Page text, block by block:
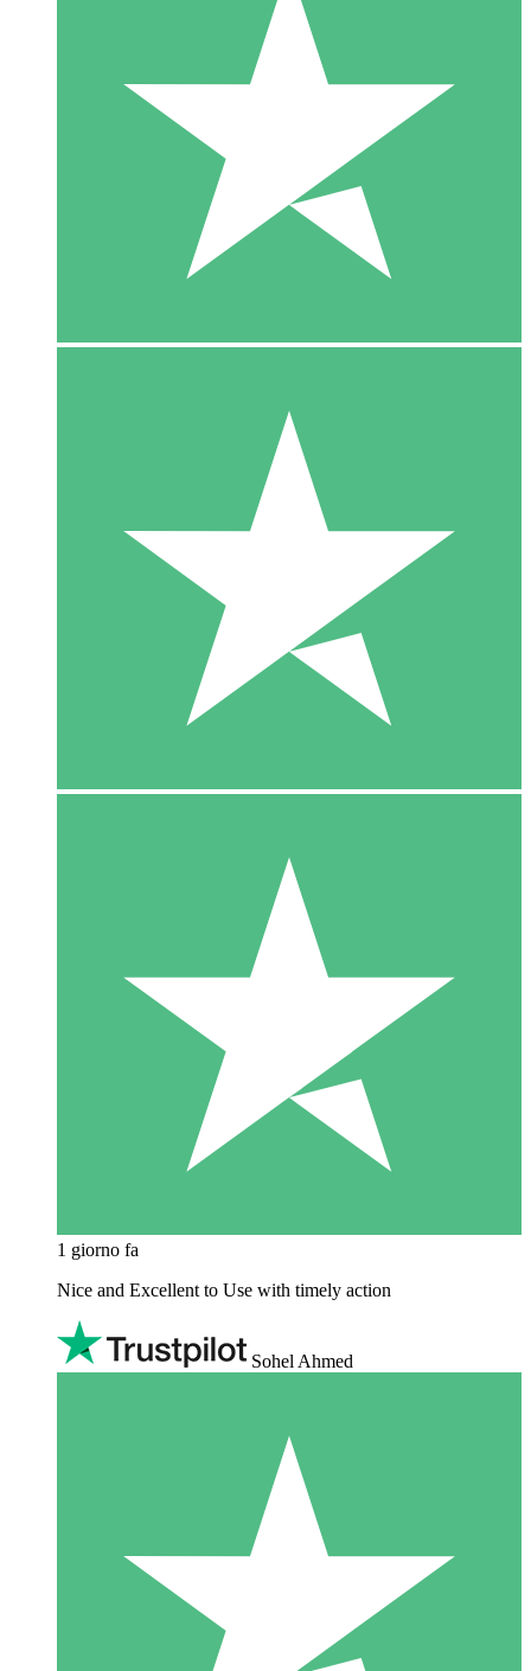
1 giorno fa
Nice and Excellent to Use with timely action
Sohel Ahmed